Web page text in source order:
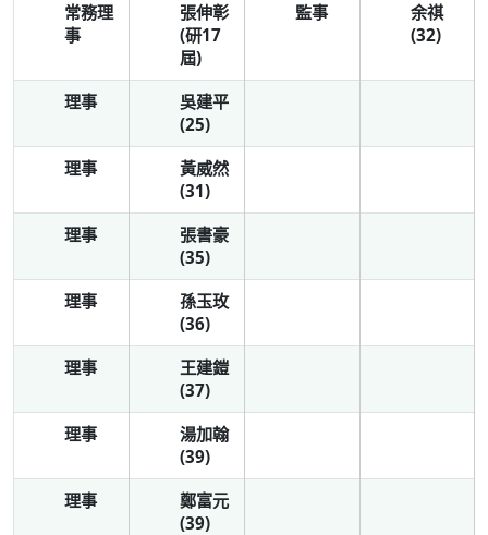
常務理
事
張伸彰
(研17
屆)
監事
余祺
(32)
理事
吳建平
(25)
理事
黃威然
(31)
理事
張書豪
(35)
理事
孫玉玫
(36)
理事
王建鎧
(37)
理事
湯加翰
(39)
理事
鄭富元
(39)